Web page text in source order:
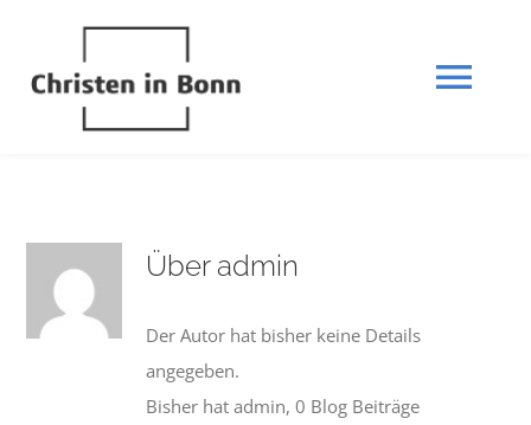
springen
DIE BIBEL Über admin
Der Autor hat bisher keine Details
angegeben.
Bisher hat admin, 0 Blog Beiträge